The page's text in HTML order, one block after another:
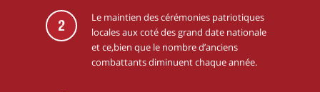
2
Le maintien des cérémonies patriotiques
locales aux coté des grand date nationale
et ce,bien que le nombre d’anciens
combattants diminuent chaque année.